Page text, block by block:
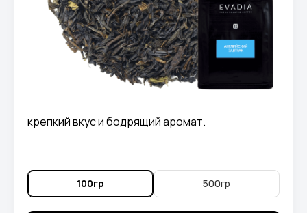
крепкий вкус и бодрящий аромат.
100гр 500гр